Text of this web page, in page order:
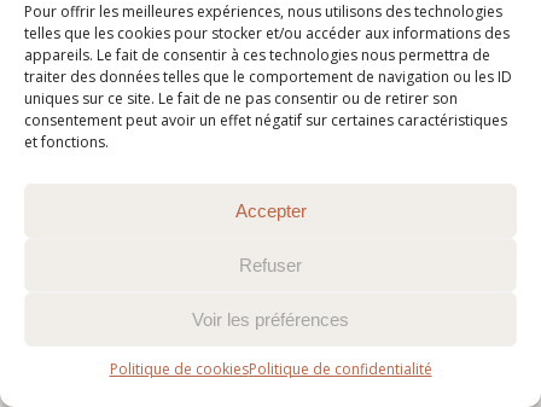
Pour offrir les meilleures expériences, nous utilisons des technologies
telles que les cookies pour stocker et/ou accéder aux informations des
appareils. Le fait de consentir à ces technologies nous permettra de
traiter des données telles que le comportement de navigation ou les ID
uniques sur ce site. Le fait de ne pas consentir ou de retirer son
consentement peut avoir un effet négatif sur certaines caractéristiques
et fonctions.
Accepter
Refuser
Voir les préférences
Politique de cookiesPolitique de confidentialité